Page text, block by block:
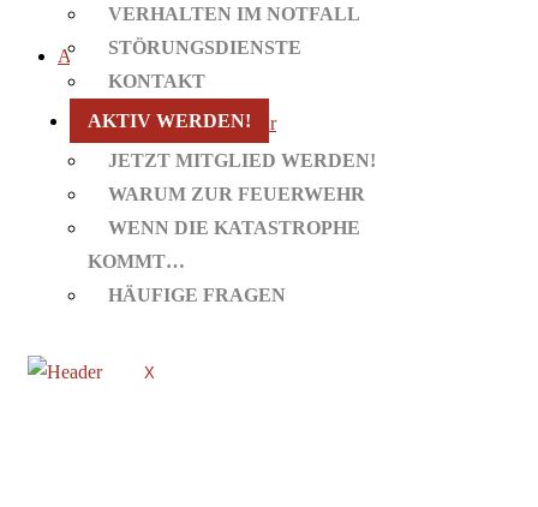
VERHALTEN IM NOTFALL
STÖRUNGSDIENSTE
KONTAKT
AKTIV WERDEN!
JETZT MITGLIED WERDEN!
WARUM ZUR FEUERWEHR
WENN DIE KATASTROPHE
KOMMT…
HÄUFIGE FRAGEN
X
Kontakt
Aktiv werden!
Jetzt Mitglied werden!
Warum zur Feuerwehr
Wenn die Katastrophe kommt…
Häufige Fragen